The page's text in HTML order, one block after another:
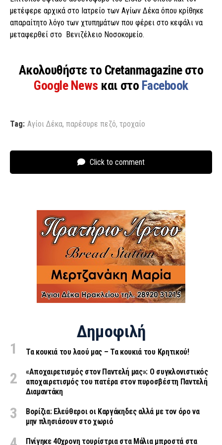
μετέφερε αρχικά στο Ιατρείο των Αγίων Δέκα όπου κρίθηκε
απαραίτητο λόγο των χτυπημάτων που φέρει στο κεφάλι να
μεταφερθεί στο Βενιζέλειο Νοσοκομείο.
Ακολουθήστε το Cretanmagazine στο
Google News και στο Facebook
Tag: Αγίοι Δέκα, παρέσυρε πεζό, τροχαίο
Click to comment
Δημοφιλή
Τα κουκιά του λαού μας – Τα κουκιά του Κρητικού!
«Aποχαιρετισμός στον Παντελή μας»: Ο συγκλονιστικός
αποχαιρετισμός του πατέρα στον πυροσβέστη Παντελή
Διαμαντάκη
Βορίζια: Ελεύθεροι οι Καργάκηδες αλλά με τον όρο να
μην πλησιάσουν στο χωριό
Πνίγηκε 40χρονη τουρίστρια στα Μάλια μπροστά στα